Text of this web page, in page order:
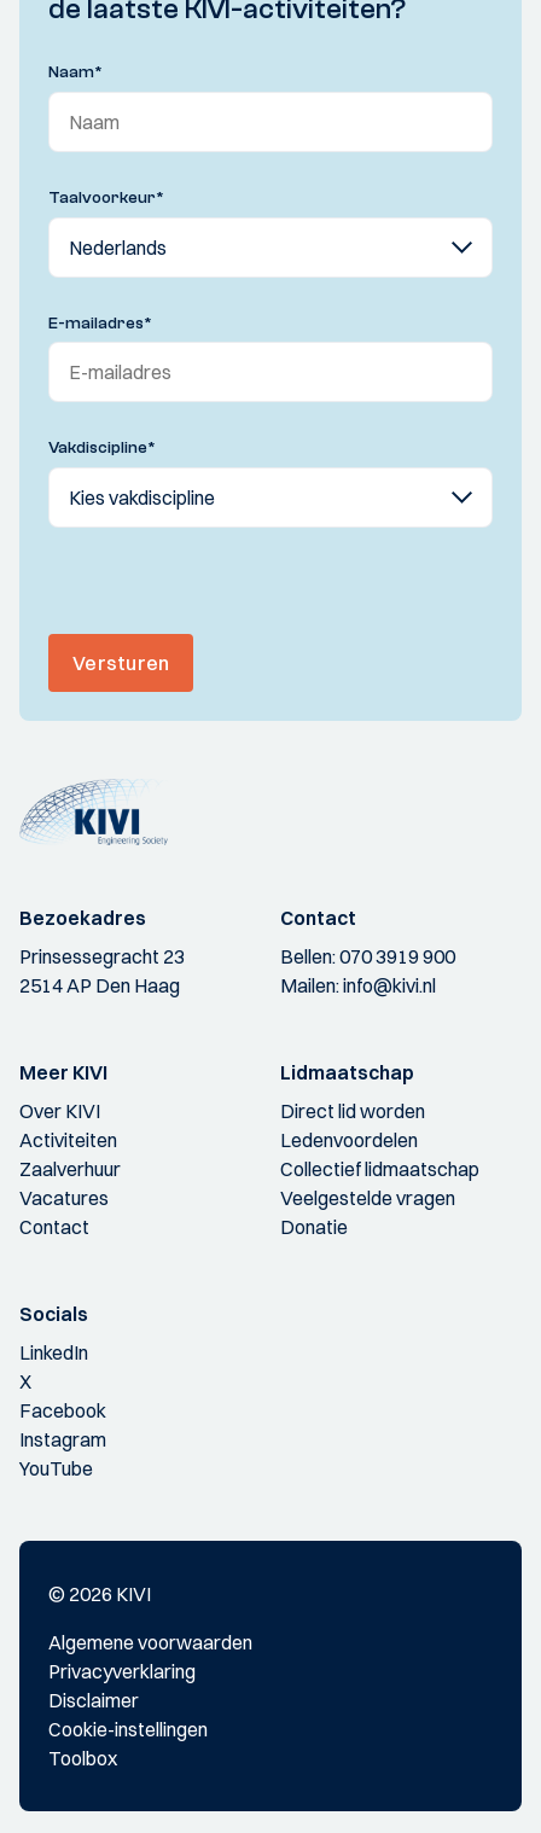
de laatste KIVI-activiteiten?
Naam*
Taalvoorkeur*
E-mailadres*
Vakdiscipline*
Versturen
Bezoekadres
Prinsessegracht 23
2514 AP Den Haag
Contact
Bellen:070 3919 900
Mailen:info@kivi.nl
Meer KIVI
Over KIVI
Activiteiten
Zaalverhuur
Vacatures
Contact
Lidmaatschap
Direct lid worden
Ledenvoordelen
Collectief lidmaatschap
Veelgestelde vragen
Donatie
Socials
LinkedIn
X
Facebook
Instagram
YouTube
© 2026 KIVI
Algemene voorwaarden
Privacyverklaring
Disclaimer
Cookie-instellingen
Toolbox